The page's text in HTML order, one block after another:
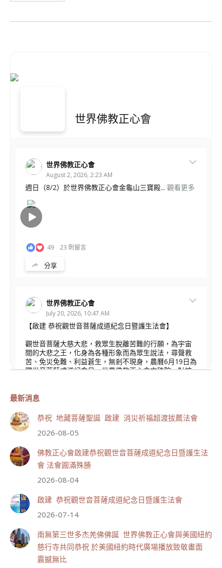
世界佛教正心會
世界佛教正心會
August 2, 2026, 2:23 AM
週日（8/2）於世界佛教正心會金龜山三寶殿... 觀看更多
49 23 則留言
分享
世界佛教正心會
July 20, 2026, 10:47 AM
【啟建 恭祝觀世音菩薩成道紀念日暨護生法會】
觀世音菩薩大慈大悲，救眾生脫離苦難的行願，為宇宙
間的大悲之王，化身為各種形象而為眾生說法，尋聲救
苦、免災免難、利益蒼生，無剎不現身，農曆6月19日為
觀世音菩薩成道紀念日，世界佛教正心會文殊院、財神
111 33 則留言
分享
世界佛教正心會
July 19, 2026, 1:40 AM
觀看更多
最新消息
恭祝 地藏菩薩聖誕 啟建 消災祈福超渡拔薦法會
2026-08-05
佛教正心會啟建恭祝觀世音菩薩成道紀念日暨護生法
會 法會圓滿殊勝
2026-08-04
啟建 恭祝觀世音菩薩成道紀念日暨護生法會
2026-07-14
南無第三世多杰羌佛佛誕 世界佛教正心會與美國紐約
慈行寺共同恭祝 於美國紐約時代廣場播放致敬畫面
震撼無比